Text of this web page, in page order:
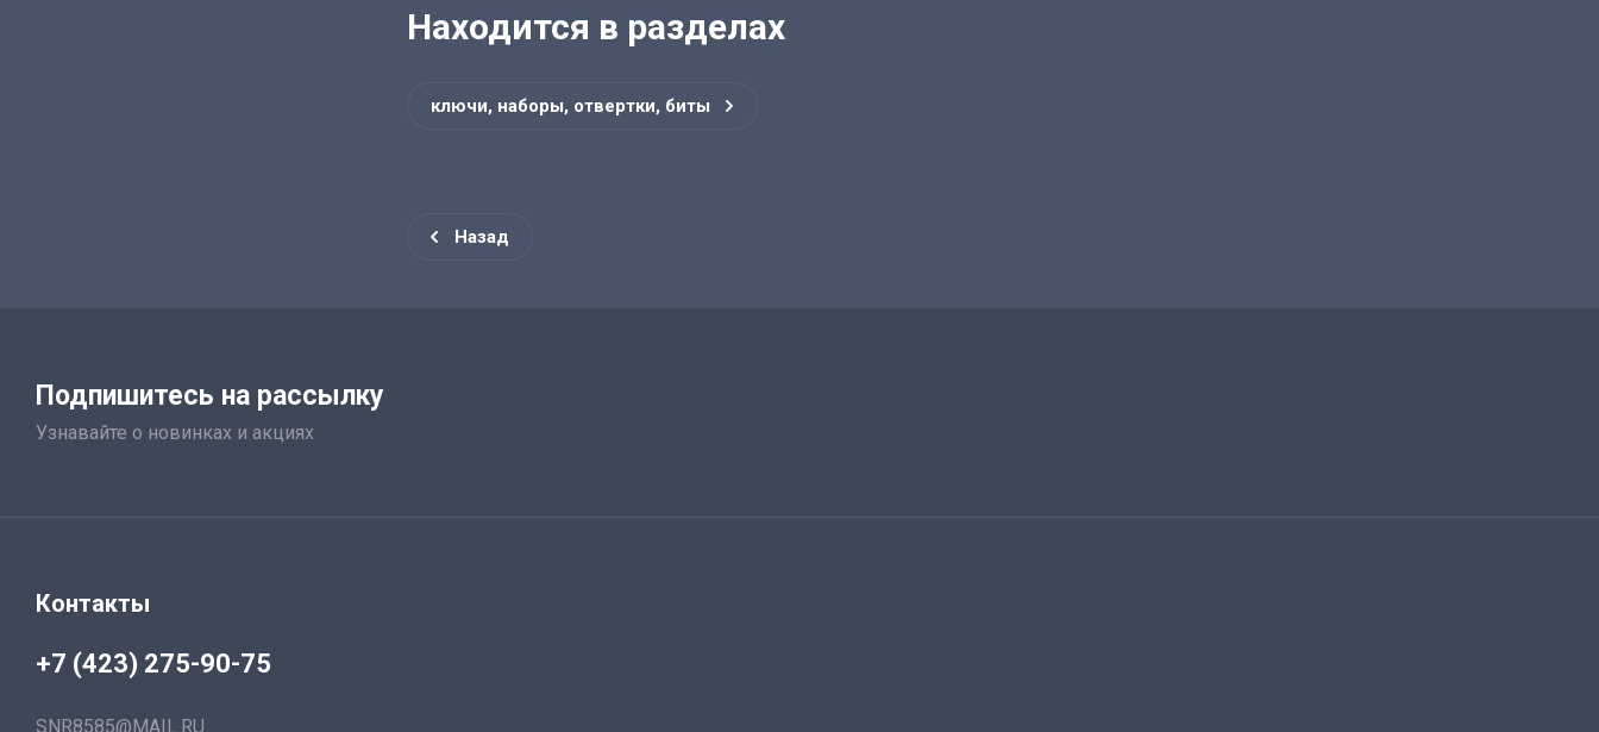
Находится в разделах
ключи, наборы, отвертки, биты
Назад
Подпишитесь на рассылку
Узнавайте о новинках и акциях
Контакты
+7 (423) 275-90-75
SNR8585@MAIL.RU